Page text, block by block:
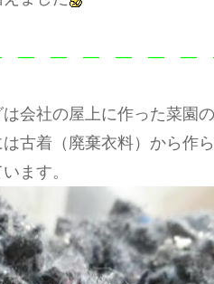
― ― ― ― ― ―
は会社の屋上に作った菜園
は古着（廃棄衣料）から作
ます。